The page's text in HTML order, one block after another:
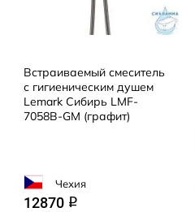
Встраиваемый смеситель
с гигиеническим душем
Lemark Сибирь LMF-
7058B-GM (графит)
Чехия
12870 q